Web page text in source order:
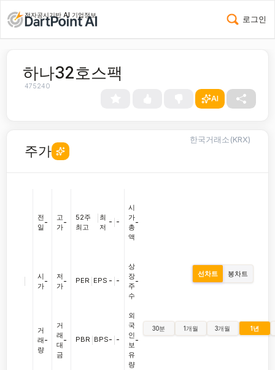
전자공시기반 AI 기업정보 로그인
하나32호스팩
475240
AI
주가
한국거래소(KRX)
전
일
-
시
가
-
거
래
량
-
고
가
-
저
가
-
거
래
대
금
-
52주
최고
최
저
- -
PER EPS - -
PBR BPS- -
시
가
총
액
-
상
장
주
수
-
외
국
인
보
유
량
-
선차트 봉차트
30분 1개월 3개월 1년